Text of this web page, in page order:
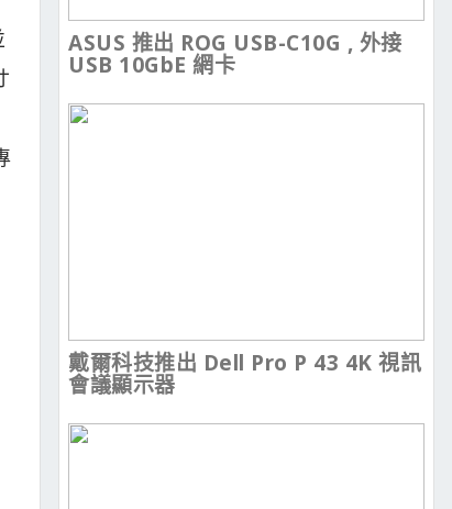
ASUS 推出 ROG USB-C10G , 外接
USB 10GbE 網卡
戴爾科技推出 Dell Pro P 43 4K 視訊
會議顯示器